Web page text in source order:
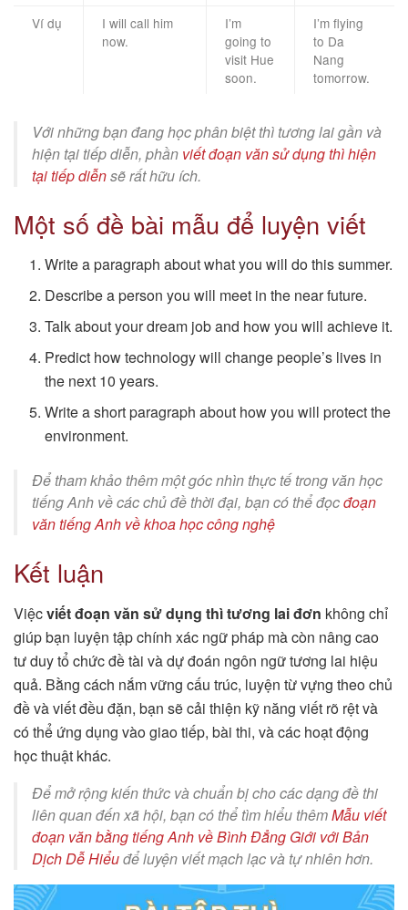
Ví dụ
I will call him
now.
I’m
going to
visit Hue
soon.
I’m flying
to Da
Nang
tomorrow.
Với những bạn đang học phân biệt thì tương lai gần và
hiện tại tiếp diễn, phần viết đoạn văn sử dụng thì hiện
tại tiếp diễnsẽ rất hữu ích.
Một số đề bài mẫu để luyện viết
Write a paragraph about what you will do this summer.
Describe a person you will meet in the near future.
Talk about your dream job and how you will achieve it.
Predict how technology will change people’s lives in
the next 10 years.
Write a short paragraph about how you will protect the
environment.
Để tham khảo thêm một góc nhìn thực tế trong văn học
tiếng Anh về các chủ đề thời đại, bạn có thể đọcđoạn
văn tiếng Anh về khoa học công nghệ
Kết luận
Việcviết đoạn văn sử dụng thì tương lai đơn không chỉ
giúp bạn luyện tập chính xác ngữ pháp mà còn nâng cao
tư duy tổ chức đề tài và dự đoán ngôn ngữ tương lai hiệu
quả. Bằng cách nắm vững cấu trúc, luyện từ vựng theo chủ
đề và viết đều đặn, bạn sẽ cải thiện kỹ năng viết rõ rệt và
có thể ứng dụng vào giao tiếp, bài thi, và các hoạt động
học thuật khác.
Để mở rộng kiến thức và chuẩn bị cho các dạng đề thi
liên quan đến xã hội, bạn có thể tìm hiểu thêmMẫu viết
đoạn văn bằng tiếng Anh về Bình Đẳng Giới với Bản
Dịch Dễ Hiểuđể luyện viết mạch lạc và tự nhiên hơn.